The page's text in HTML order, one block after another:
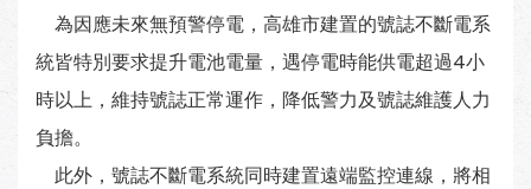
為因應未來無預警停電，高雄市建置的號誌不斷電系
統皆特別要求提升電池電量，遇停電時能供電超過4小
時以上，維持號誌正常運作，降低警力及號誌維護人力
負擔。
此外，號誌不斷電系統同時建置遠端監控連線，將相